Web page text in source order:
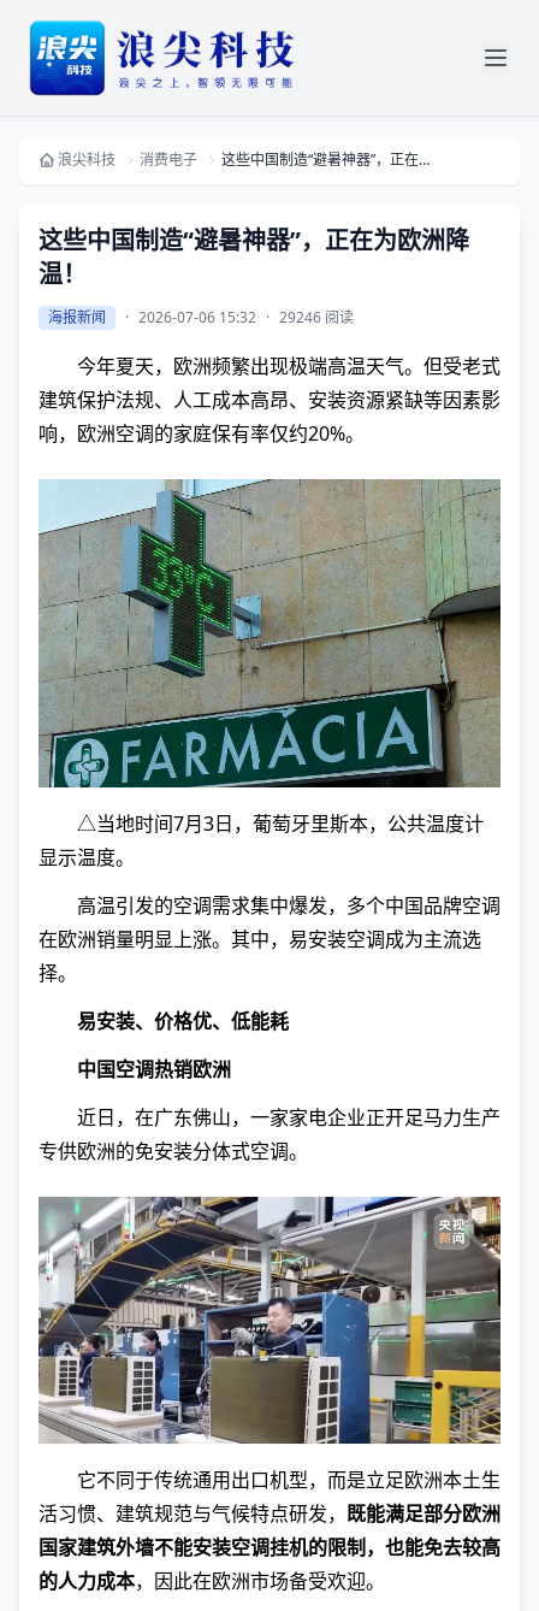
浪尖科技 消费电子 这些中国制造“避暑神器”，正在为欧洲降温！
这些中国制造“避暑神器”，正在为欧洲降
温！
海报新闻 · 2026-07-06 15:32 · 29246 阅读
今年夏天，欧洲频繁出现极端高温天气。但受老式
建筑保护法规、人工成本高昂、安装资源紧缺等因素影
响，欧洲空调的家庭保有率仅约20%。
△当地时间7月3日，葡萄牙里斯本，公共温度计
显示温度。
高温引发的空调需求集中爆发，多个中国品牌空调
在欧洲销量明显上涨。其中，易安装空调成为主流选
择。
易安装、价格优、低能耗
中国空调热销欧洲
近日，在广东佛山，一家家电企业正开足马力生产
专供欧洲的免安装分体式空调。
它不同于传统通用出口机型，而是立足欧洲本土生
活习惯、建筑规范与气候特点研发， 既能满足部分欧洲
国家建筑外墙不能安装空调挂机的限制，也能免去较高
的人力成本，因此在欧洲市场备受欢迎。